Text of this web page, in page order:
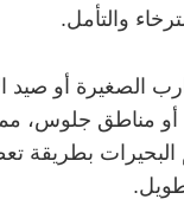
والتأمل.
الصغيرة أو
أو مناطق جلوس،
بطريقة